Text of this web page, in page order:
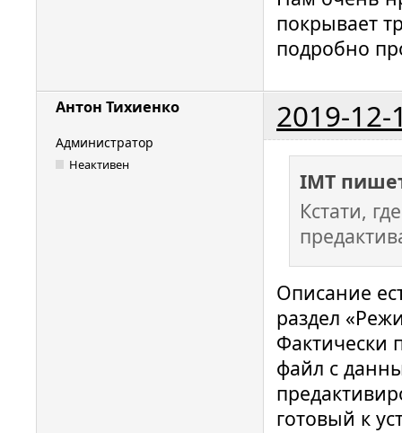
покрывает
подробно
Антон Тихиенко 2019-12-
Администратор
Неактивен
IMT
Кстати,
Описание
раздел
Фактически
файл с
готовый к